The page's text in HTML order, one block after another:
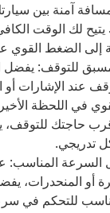
آمنة بين
يتيح لك الوقت
إلى الضغط القوي
للتوقف: يفضل
عند الإشارات أو
في اللحظة
حاجتك للتوقف،
تدريجي.
السرعة المناسب:
أو المنحدرات،
للتحكم في